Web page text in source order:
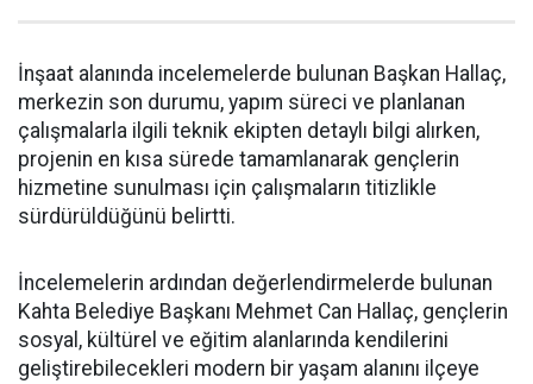
İnşaat alanında incelemelerde bulunan Başkan Hallaç,
merkezin son durumu, yapım süreci ve planlanan
çalışmalarla ilgili teknik ekipten detaylı bilgi alırken,
projenin en kısa sürede tamamlanarak gençlerin
hizmetine sunulması için çalışmaların titizlikle
sürdürüldüğünü belirtti.
İncelemelerin ardından değerlendirmelerde bulunan
Kahta Belediye Başkanı Mehmet Can Hallaç, gençlerin
sosyal, kültürel ve eğitim alanlarında kendilerini
geliştirebilecekleri modern bir yaşam alanını ilçeye